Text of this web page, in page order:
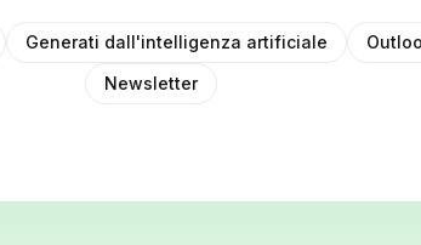
Generati dall'intelligenza artificiale
Newsletter